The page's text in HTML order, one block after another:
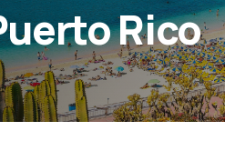
Rico